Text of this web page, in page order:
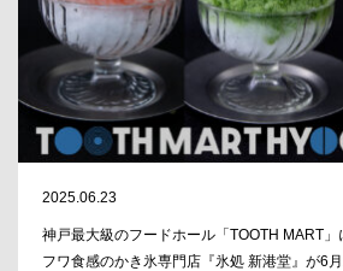
2025.06.23
神戸最大級のフードホール「TOOTH MART
フワ食感のかき氷専門店『氷処 新港堂』が6